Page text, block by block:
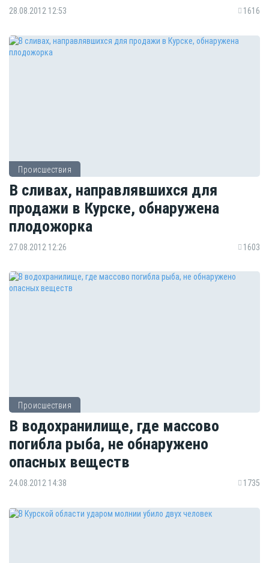
28.08.2012 12:53 1616
Происшествия
В сливах, направлявшихся для
продажи в Курске, обнаружена
плодожорка
27.08.2012 12:26 1603
Происшествия
В водохранилище, где массово
погибла рыба, не обнаружено
опасных веществ
24.08.2012 14:38 1735